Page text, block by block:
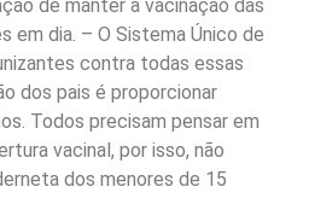
de manter a vacinação das
em dia. – O Sistema Único de
contra todas essas
dos pais é proporcionar
Todos precisam pensar em
vacinal, por isso, não
dos menores de 15